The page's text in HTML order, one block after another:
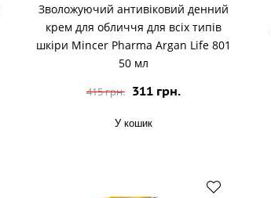
Зволожуючий антивіковий денний
крем для обличчя для всіх типів
шкіри Mincer Pharma Argan Life 801
50 мл
415 грн. 311 грн.
У кошик